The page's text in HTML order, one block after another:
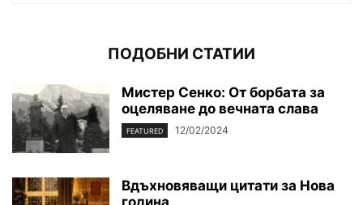
ПОДОБНИ СТАТИИ
Мистер Сенко: От борбата за
оцеляване до вечната слава
FEATURED 12/02/2024
Вдъхновяващи цитати за Нова
година